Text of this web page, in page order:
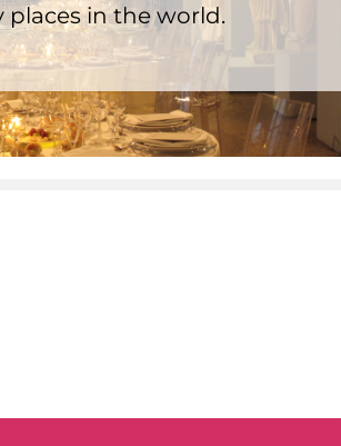
places in the world.